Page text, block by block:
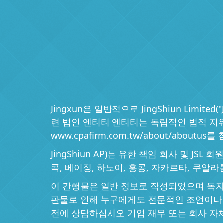
Jingxun은 일반적으로 JingShiun
련 법인 엔티티 엔티티는 독립적인 법적
www.cpafirm.com.tw/about/aboutus를
JingShiun AP)는 유한 책임 회사 및 JSL
콕, 베이징, 하노이, 홍콩, 자카르타, 쿠알
이 간행물은 일반 정보로 작성되었으며 독
판물로 인해 누구에게도 전문적인 조언이
전에 상담하십시오 기업 재무 또는 회사